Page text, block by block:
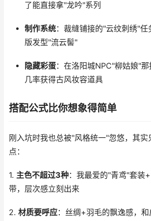
了能直接拿"龙吟"系列
制作系统：裁缝铺接的"云纹刺绣"任
版发型"流云髻"
隐藏彩蛋：在洛阳城NPC"柳姑娘"
几率获得古风妆容道具
搭配公式比你想象得简单
刚入坑时我也总被"风格统一"忽悠，其
点：
1. 主色不超过3种：我最爱的"青鸢"套装
带，层次感立刻出来
2. 材质要呼应：丝绸+羽毛的飘逸感，